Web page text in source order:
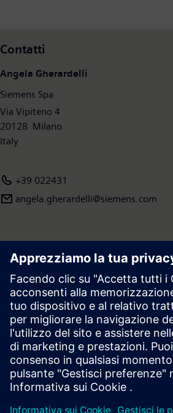
Contatti
Angela Gherardelli
Siemens Spa
Via Vipiteno 4
20128 Milano
Italy
+39 022431
angela.gherardelli@siemens.com
Area stampa | Azienda | Siemens
© Siemens 1996 – 2026
Informazioni Corporate
Privacy